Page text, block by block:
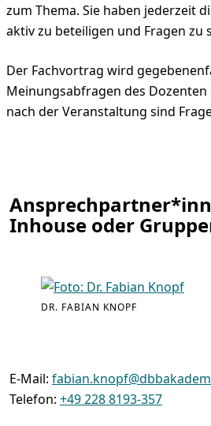
zum Thema. Sie haben jederzeit
aktiv zu beteiligen und Fragen zu
Der Fachvortrag wird
Meinungsabfragen des
nach der Veranstaltung sind
Inhouse oder
DR. FABIAN KNOPF
E-Mail:
Telefon: +49 228 8193-357